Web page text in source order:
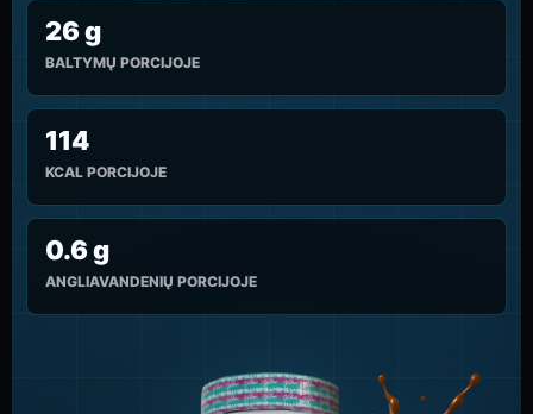
26 g
BALTYMŲ PORCIJOJE
114
KCAL PORCIJOJE
0.6 g
ANGLIAVANDENIŲ PORCIJOJE